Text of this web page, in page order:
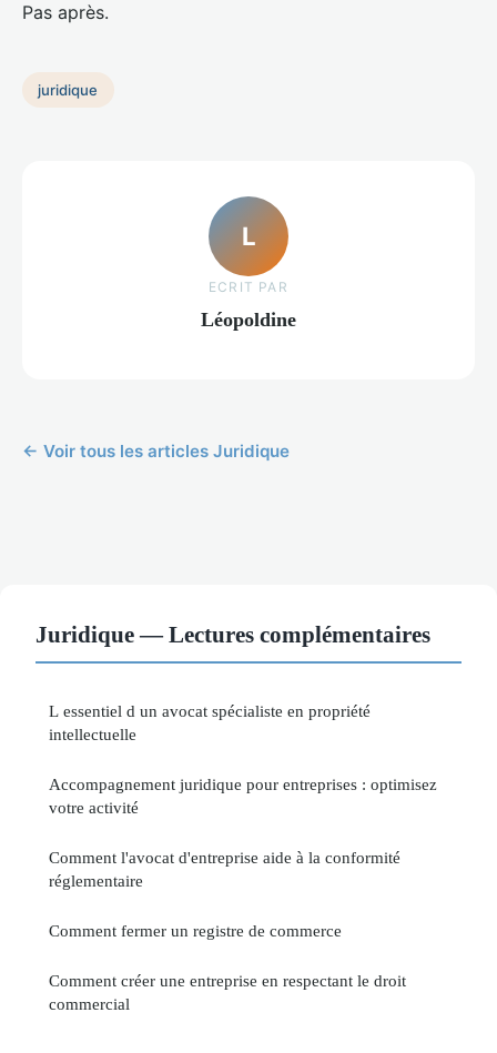
Pas après.
juridique
L
ECRIT PAR
Léopoldine
← Voir tous les articles Juridique
Juridique — Lectures complémentaires
L essentiel d un avocat spécialiste en propriété
intellectuelle
Accompagnement juridique pour entreprises : optimisez
votre activité
Comment l'avocat d'entreprise aide à la conformité
réglementaire
Comment fermer un registre de commerce
Comment créer une entreprise en respectant le droit
commercial